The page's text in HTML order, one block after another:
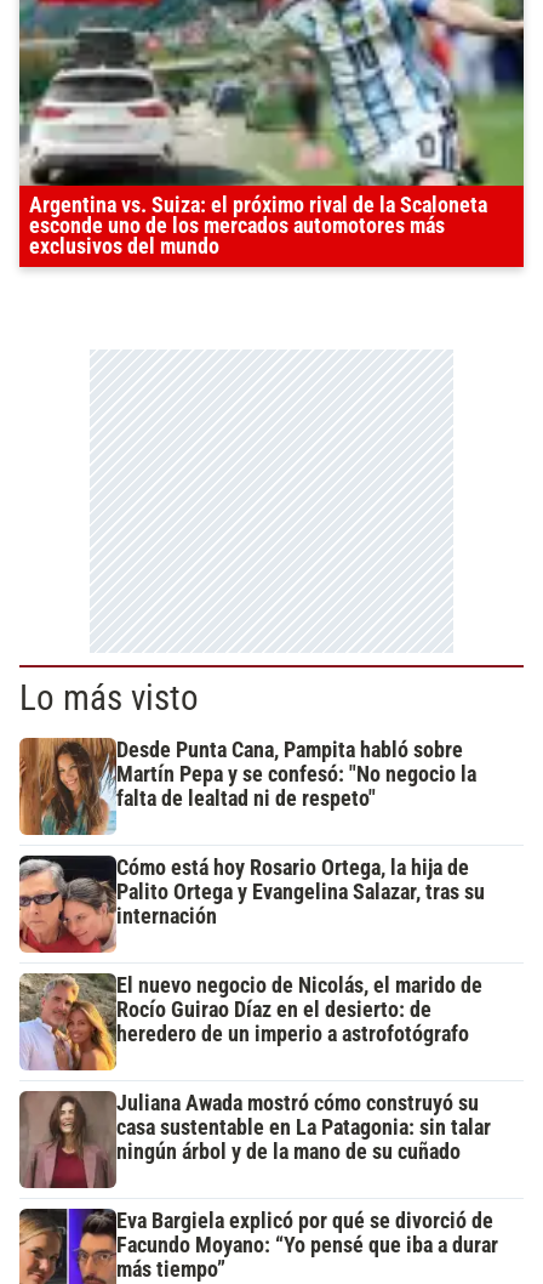
Argentina vs. Suiza: el próximo rival de la Scaloneta
esconde uno de los mercados automotores más
exclusivos del mundo
Lo más visto
Desde Punta Cana, Pampita habló sobre
Martín Pepa y se confesó: "No negocio la
falta de lealtad ni de respeto"
Cómo está hoy Rosario Ortega, la hija de
Palito Ortega y Evangelina Salazar, tras su
internación
El nuevo negocio de Nicolás, el marido de
Rocío Guirao Díaz en el desierto: de
heredero de un imperio a astrofotógrafo
Juliana Awada mostró cómo construyó su
casa sustentable en La Patagonia: sin talar
ningún árbol y de la mano de su cuñado
Eva Bargiela explicó por qué se divorció de
Facundo Moyano: “Yo pensé que iba a durar
más tiempo”